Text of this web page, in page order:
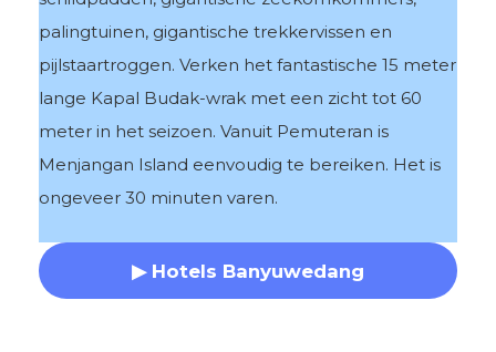
palingtuinen, gigantische trekkervissen en
pijlstaartroggen. Verken het fantastische 15 meter
lange Kapal Budak-wrak met een zicht tot 60
meter in het seizoen. Vanuit Pemuteran is
Menjangan Island eenvoudig te bereiken. Het is
ongeveer 30 minuten varen.
▶ Hotels Banyuwedang